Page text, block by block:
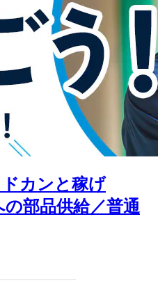
カンと稼げ
部品供給／普通